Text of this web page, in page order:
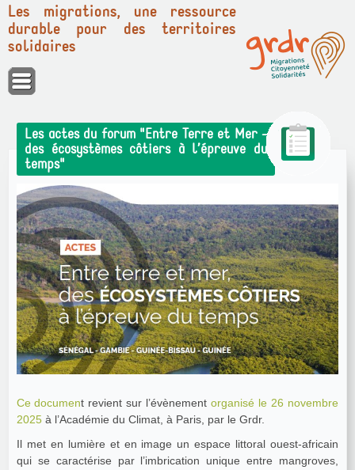
Panneau de gestion des cookies
Les migrations, une ressource
durable pour des territoires
solidaires
Les actes du forum "Entre Terre et Mer -
des écosystèmes côtiers à l’épreuve du
temps"
Ce document revient sur l’évènement organisé le 26 novembre
2025 à l’Académie du Climat, à Paris, par le Grdr.
Il met en lumière et en image un espace littoral ouest-africain
qui se caractérise par l’imbrication unique entre mangroves,